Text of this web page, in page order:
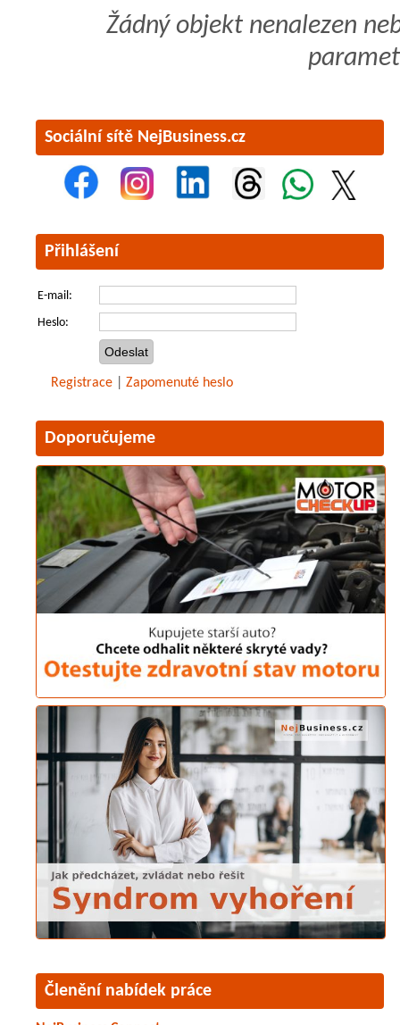
Žádný objekt nenalezen
Sociální sítě NejBusiness.cz
Přihlášení
E-mail:
Heslo:
Registrace Zapomenuté heslo
Doporučujeme
Členění nabídek práce